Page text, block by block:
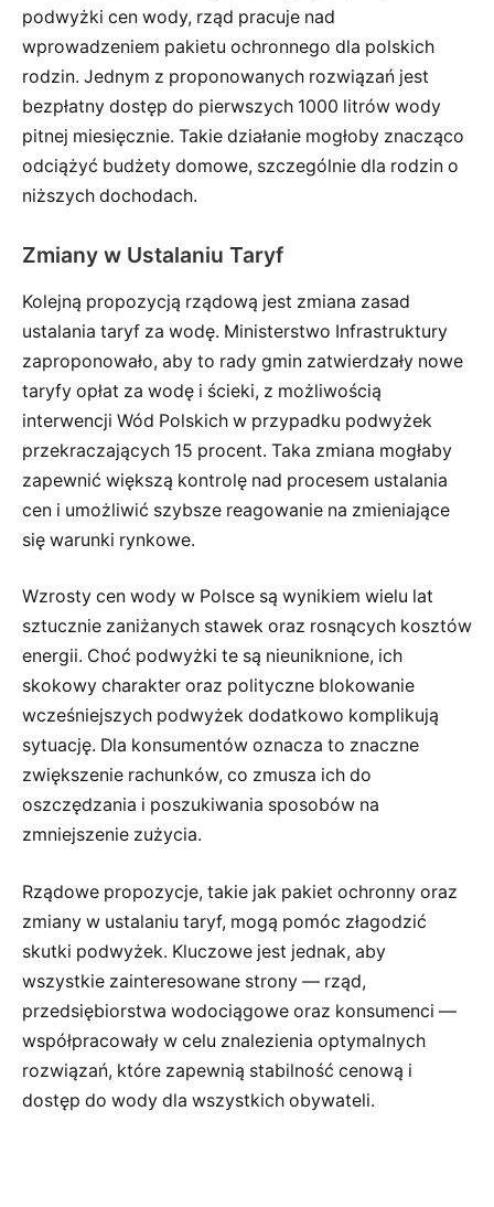
podwyżki cen wody, rząd pracuje nad
wprowadzeniem pakietu ochronnego dla polskich
rodzin. Jednym z proponowanych rozwiązań jest
bezpłatny dostęp do pierwszych 1000 litrów wody
pitnej miesięcznie. Takie działanie mogłoby znacząco
odciążyć budżety domowe, szczególnie dla rodzin o
niższych dochodach.
Zmiany w Ustalaniu Taryf
Kolejną propozycją rządową jest zmiana zasad
ustalania taryf za wodę. Ministerstwo Infrastruktury
zaproponowało, aby to rady gmin zatwierdzały nowe
taryfy opłat za wodę i ścieki, z możliwością
interwencji Wód Polskich w przypadku podwyżek
przekraczających 15 procent. Taka zmiana mogłaby
zapewnić większą kontrolę nad procesem ustalania
cen i umożliwić szybsze reagowanie na zmieniające
się warunki rynkowe.
Wzrosty cen wody w Polsce są wynikiem wielu lat
sztucznie zaniżanych stawek oraz rosnących kosztów
energii. Choć podwyżki te są nieuniknione, ich
skokowy charakter oraz polityczne blokowanie
wcześniejszych podwyżek dodatkowo komplikują
sytuację. Dla konsumentów oznacza to znaczne
zwiększenie rachunków, co zmusza ich do
oszczędzania i poszukiwania sposobów na
zmniejszenie zużycia.
Rządowe propozycje, takie jak pakiet ochronny oraz
zmiany w ustalaniu taryf, mogą pomóc złagodzić
skutki podwyżek. Kluczowe jest jednak, aby
wszystkie zainteresowane strony — rząd,
przedsiębiorstwa wodociągowe oraz konsumenci —
współpracowały w celu znalezienia optymalnych
rozwiązań, które zapewnią stabilność cenową i
dostęp do wody dla wszystkich obywateli.